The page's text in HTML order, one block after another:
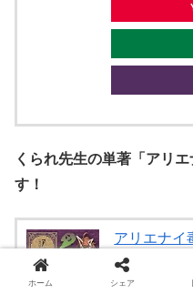
くられ先生の単著「アリ
す！
アリエナイ
ホーム シェア